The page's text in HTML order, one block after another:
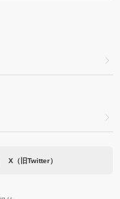
X（旧Twitter）